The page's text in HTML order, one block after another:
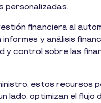
personalizadas.
financiera al
y análisis
y control sobre las
estos recursos
lado, optimizan el flujo